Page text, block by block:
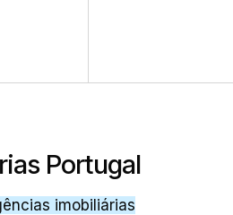
Portugal
imobiliárias